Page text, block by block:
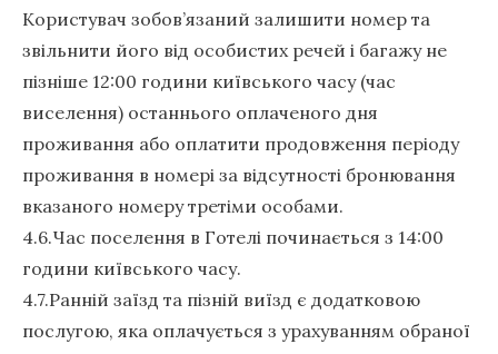
Користувач зобов’язаний залишити номер та
звільнити його від особистих речей і багажу не
пізніше 12:00 години київського часу (час
виселення) останнього оплаченого дня
проживання або оплатити продовження періоду
проживання в номері за відсутності бронювання
вказаного номеру третіми особами.
4.6.Час поселення в Готелі починається з 14:00
години київського часу.
4.7.Ранній заїзд та пізній виїзд є додатковою
послугою, яка оплачується з урахуванням обраної